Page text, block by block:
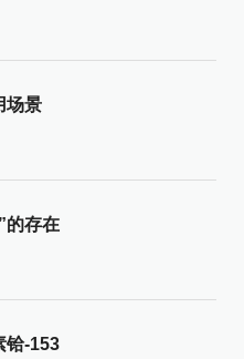
场景
的存在
铪-153